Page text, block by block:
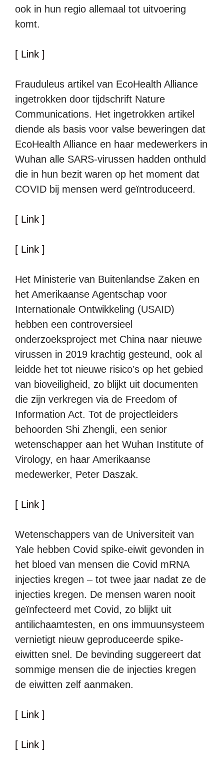
ook in hun regio allemaal tot uitvoering
komt.
[ Link ]
Frauduleus artikel van EcoHealth Alliance
ingetrokken door tijdschrift Nature
Communications. Het ingetrokken artikel
diende als basis voor valse beweringen dat
EcoHealth Alliance en haar medewerkers in
Wuhan alle SARS-virussen hadden onthuld
die in hun bezit waren op het moment dat
COVID bij mensen werd geïntroduceerd.
[ Link ]
[ Link ]
Het Ministerie van Buitenlandse Zaken en
het Amerikaanse Agentschap voor
Internationale Ontwikkeling (USAID)
hebben een controversieel
onderzoeksproject met China naar nieuwe
virussen in 2019 krachtig gesteund, ook al
leidde het tot nieuwe risico’s op het gebied
van bioveiligheid, zo blijkt uit documenten
die zijn verkregen via de Freedom of
Information Act. Tot de projectleiders
behoorden Shi Zhengli, een senior
wetenschapper aan het Wuhan Institute of
Virology, en haar Amerikaanse
medewerker, Peter Daszak.
[ Link ]
Wetenschappers van de Universiteit van
Yale hebben Covid spike-eiwit gevonden in
het bloed van mensen die Covid mRNA
injecties kregen – tot twee jaar nadat ze de
injecties kregen. De mensen waren nooit
geïnfecteerd met Covid, zo blijkt uit
antilichaamtesten, en ons immuunsysteem
vernietigt nieuw geproduceerde spike-
eiwitten snel. De bevinding suggereert dat
sommige mensen die de injecties kregen
de eiwitten zelf aanmaken.
[ Link ]
[ Link ]